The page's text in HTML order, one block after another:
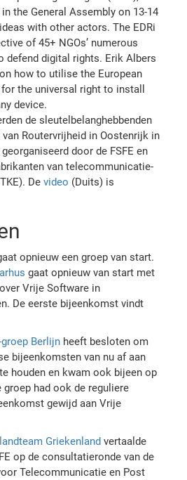
the General Assembly on 13-14
with other actors. The EDRi
of 45+ NGOs’ numerous
defend digital rights. Erik Albers
how to utilise the European
the universal right to install
device.
de sleutelbelanghebbenden
Routervrijheid in Oostenrijk in
door de FSFE en
van telecommunicatie-
Devideo (Duits) is
opnieuw een groep van start.
gaat opnieuw van start met
Vrije Software in
De eerste bijeenkomst vindt
groep Berlijn heeft besloten om
bijeenkomsten van nu af aan
houden en kwam ook bijeen op
groep had ook de reguliere
gewijd aan Vrije
landteam Griekenland vertaalde
op de consultatieronde van de
Telecommunicatie en Post